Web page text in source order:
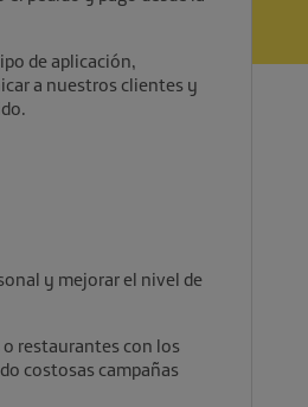
de aplicación,
a nuestros clientes y
y mejorar el nivel de
restaurantes con los
costosas campañas